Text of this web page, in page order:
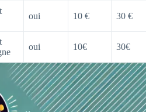
oui 10 € 30 €
oui 10€ 30€